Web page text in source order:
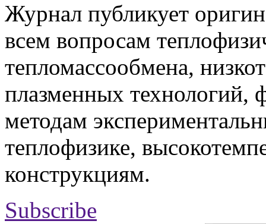
Журнал публикует
всем вопросам
тепломассообмена,
плазменных технологий,
методам
теплофизике,
конструкциям.
Subscribe